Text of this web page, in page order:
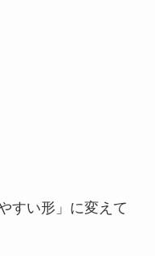
すい形」に変えて